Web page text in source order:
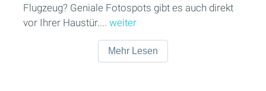
Flugzeug? Geniale Fotospots gibt es auch direkt
vor Ihrer Haustür.... weiter
Mehr Lesen